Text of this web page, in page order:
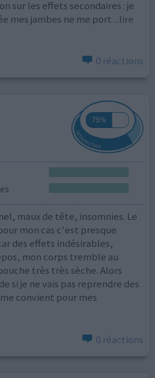
sur les effets secondaires : je
mes jambes ne me port ...lire
0 réactions
maux de tête, insomnies. Le
mon cas c'est presque
des effets indésirables,
mon corps tremble au
très très sèche. Alors
si je ne vais pas reprendre des
convient pour mes
0 réactions